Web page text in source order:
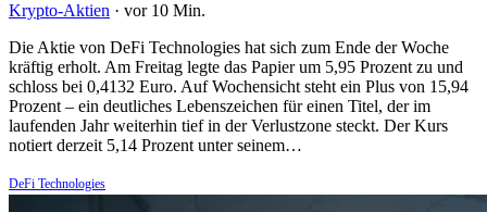
Krypto-Aktien · vor 10 Min.
Die Aktie von DeFi Technologies hat sich zum Ende der Woche
kräftig erholt. Am Freitag legte das Papier um 5,95 Prozent zu und
schloss bei 0,4132 Euro. Auf Wochensicht steht ein Plus von 15,94
Prozent – ein deutliches Lebenszeichen für einen Titel, der im
laufenden Jahr weiterhin tief in der Verlustzone steckt. Der Kurs
notiert derzeit 5,14 Prozent unter seinem…
DeFi Technologies